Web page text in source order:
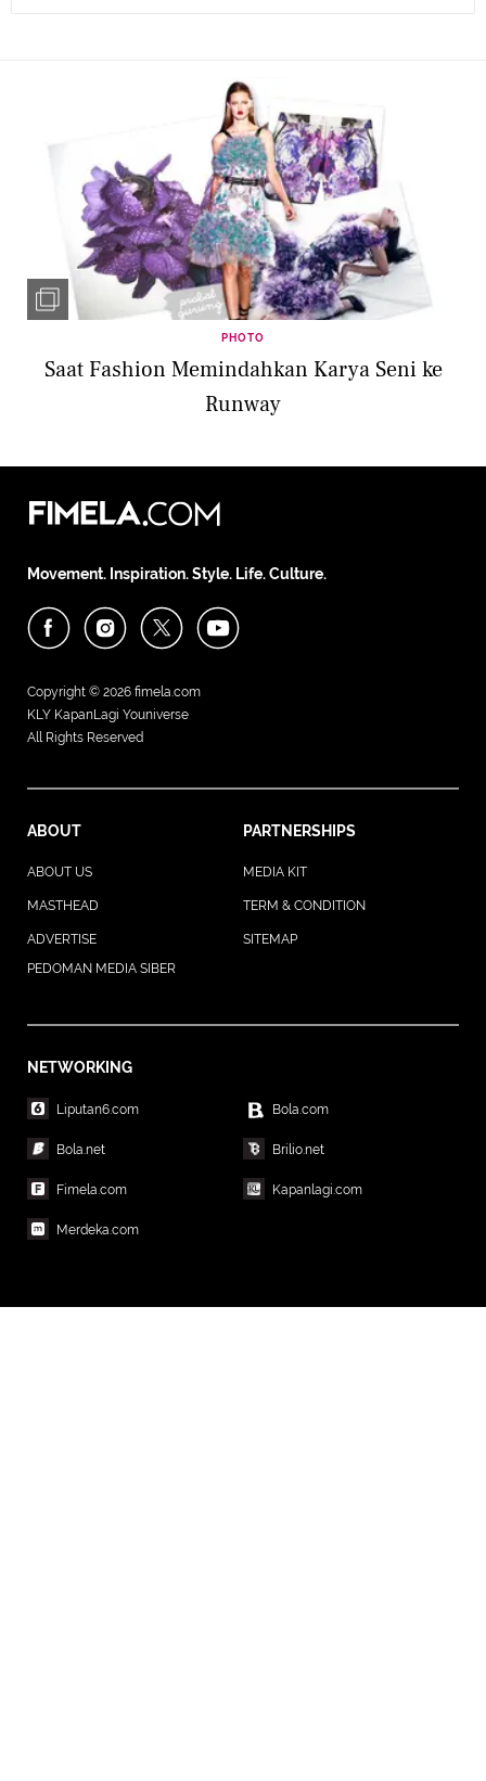
PHOTO
Saat Fashion Memindahkan Karya Seni ke
Runway
Movement. Inspiration. Style. Life. Culture.
Copyright © 2026 fimela.com
KLY KapanLagi Youniverse
All Rights Reserved
ABOUT PARTNERSHIPS
ABOUT US MEDIA KIT
MASTHEAD TERM & CONDITION
ADVERTISE
SITEMAP
PEDOMAN MEDIA SIBER
NETWORKING
Liputan6.com Bola.com
Bola.net Brilio.net
Fimela.com Kapanlagi.com
Merdeka.com